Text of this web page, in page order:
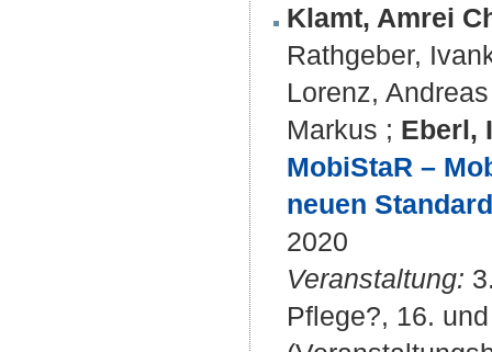
Klamt, Amrei
Rathgeber,
Lorenz, Andreas
Markus ; Eberl,
MobiStaR –
neuen
2020
Veranstaltung:
Pflege?, 16.